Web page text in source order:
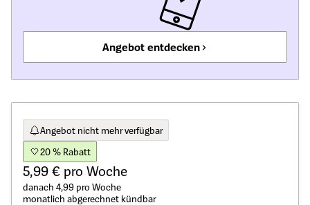
Angebot entdecken
Angebot nicht mehr verfügbar
20 % Rabatt
5,99 € pro Woche
danach 4,99 pro Woche
monatlich abgerechnet kündbar